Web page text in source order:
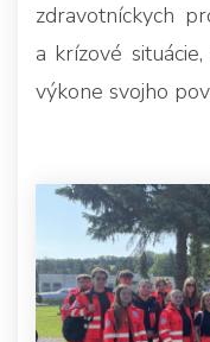
zdravotníckych
a krízové
výkone svojho